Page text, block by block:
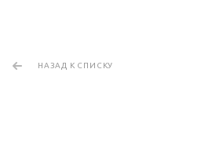
НАЗАД К СПИСКУ